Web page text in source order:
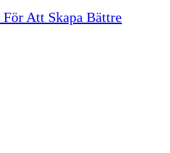
Att Skapa Bättre